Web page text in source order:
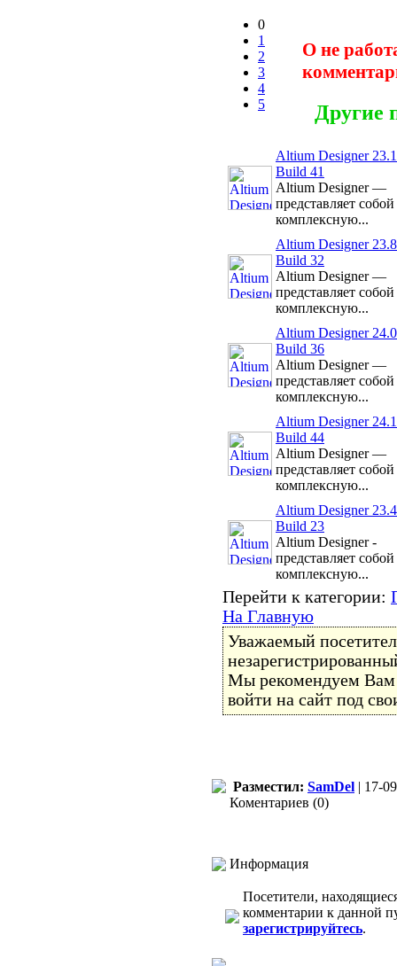
0
1
2
3
4
5
О не
Другие
Altium Designer
Build 41
Altium Designer —
представляет собой
комплексную...
Altium Designer
Build 32
Altium Designer —
представляет собой
комплексную...
Altium Designer
Build 36
Altium Designer —
представляет собой
комплексную...
Altium Designer
Build 44
Altium Designer —
представляет собой
комплексную...
Altium Designer
Build 23
Altium Designer -
представляет собой
комплексную...
Перейти к категории:
На Главную
Уважаемый
Мы рекомендуем
войти на сайт под
Разместил: SamDel | 17-
Коментариев (0)
Информация
Посетители,
комментарии к данной
зарегистрируйтесь.